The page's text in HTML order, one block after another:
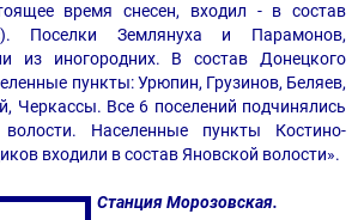
время снесен, входил - в состав
Поселки Землянуха и Парамонов,
из иногородних. В состав Донецкого
пункты: Урюпин, Грузинов, Беляев,
Черкассы. Все 6 поселений подчинялись
волости. Населенные пункты Костино-
входили в состав Яновской волости».
Станция Морозовская.